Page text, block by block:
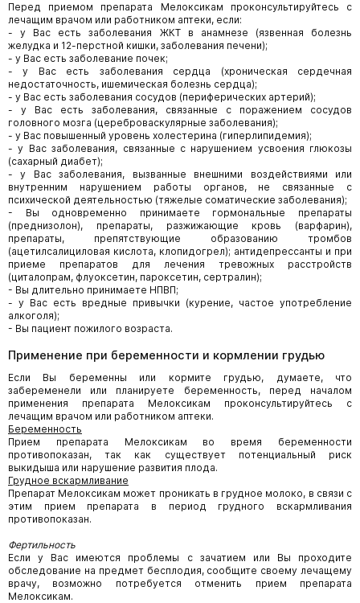
Перед приемом препарата Мелоксикам проконсультируйтесь с
лечащим врачом или работником аптеки, если:
- у Вас есть заболевания ЖКТ в анамнезе (язвенная болезнь
желудка и 12-перстной кишки, заболевания печени);
- у Вас есть заболевание почек;
- у Вас есть заболевания сердца (хроническая сердечная
недостаточность, ишемическая болезнь сердца);
- у Вас есть заболевания сосудов (периферических артерий);
- у Вас есть заболевания, связанные с поражением сосудов
головного мозга (цереброваскулярные заболевания);
- у Вас повышенный уровень холестерина (гиперлипидемия);
- у Вас заболевания, связанные с нарушением усвоения глюкозы
(сахарный диабет);
- у Вас заболевания, вызванные внешними воздействиями или
внутренним нарушением работы органов, не связанные с
психической деятельностью (тяжелые соматические заболевания);
- Вы одновременно принимаете гормональные препараты
(преднизолон), препараты, разжижающие кровь (варфарин),
препараты, препятствующие образованию тромбов
(ацетилсалициловая кислота, клопидогрел); антидепрессанты и при
приеме препаратов для лечения тревожных расстройств
(циталопрам, флуоксетин, пароксетин, сертралин);
- Вы длительно принимаете НПВП;
- у Вас есть вредные привычки (курение, частое употребление
алкоголя);
- Вы пациент пожилого возраста.
Применение при беременности и кормлении грудью
Если Вы беременны или кормите грудью, думаете, что
забеременели или планируете беременность, перед началом
применения препарата Мелоксикам проконсультируйтесь с
лечащим врачом или работником аптеки.
Беременность
Прием препарата Мелоксикам во время беременности
противопоказан, так как существует потенциальный риск
выкидыша или нарушение развития плода.
Грудное вскармливание
Препарат Мелоксикам может проникать в грудное молоко, в связи с
этим прием препарата в период грудного вскармливания
противопоказан.
Фертильность
Если у Вас имеются проблемы с зачатием или Вы проходите
обследование на предмет бесплодия, сообщите своему лечащему
врачу, возможно потребуется отменить прием препарата
Мелоксикам.